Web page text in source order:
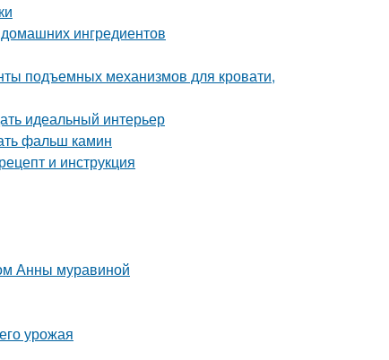
ингредиентов
подъемных механизмов для кровати,
идеальный интерьер
фальш камин
и инструкция
Анны муравиной
урожая